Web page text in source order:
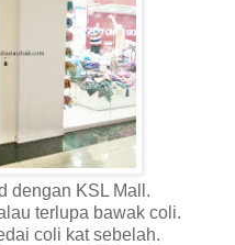
dengan KSL Mall.
terlupa bawak coli.
coli kat sebelah.